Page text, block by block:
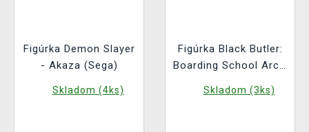
Figúrka Demon Slayer
- Akaza (Sega)
Skladom (4ks)
Figúrka Black Butler:
Boarding School Arc -
(Sega)
Skladom (3ks)